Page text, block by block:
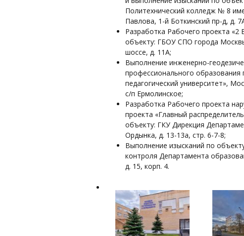
Политехнический колледж № 8
Павлова, 1-й Боткинский пр-д, д.
Разработка Рабочего проекта «2
объекту: ГБОУ СПО города
шоссе, д. 11А;
Выполнение инженерно-
профессионального
педагогический университет»,
с/п Ермолинское;
Разработка Рабочего проекта
проекта «Главный
объекту: ГКУ Дирекция
Ордынка, д. 13-13а, стр. 6-7-8;
Выполнение изысканий по
контроля Департамента
д. 15, корп. 4.